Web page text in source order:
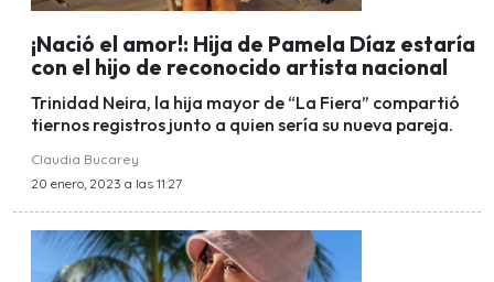
¡Nació el amor!: Hija de Pamela Díaz estaría
con el hijo de reconocido artista nacional
Trinidad Neira, la hija mayor de “La Fiera” compartió
tiernos registros junto a quien sería su nueva pareja.
Claudia Bucarey
20 enero, 2023 a las 11:27